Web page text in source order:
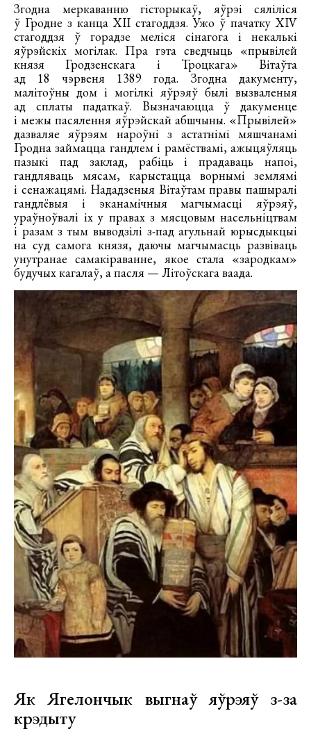
Згодна меркаванню гісторыкаў, яўрэі сяліліся
ў Гродне з канца XII стагоддзя. Ужо ў пачатку XIV
стагоддзя ў горадзе меліся сінагога і некалькі
яўрэйскіх могілак. Пра гэта сведчыць «прывілей
князя Гродзенскага і Троцкага» Вітаўта
ад 18 чэрвеня 1389 года. Згодна дакументу,
малітоўны дом і могілкі яўрэяў былі вызваленыя
ад сплаты падаткаў. Вызначаюцца ў дакуменце
і межы пасялення яўрэйскай абшчыны. «Прывілей»
дазваляе яўрэям нароўні з астатнімі мяшчанамі
Гродна займацца гандлем і рамёствамі, ажыцяўляць
пазыкі пад заклад, рабіць і прадаваць напоі,
гандляваць мясам, карыстацца ворнымі землямі
і сенажацямі. Нададзеныя Вітаўтам правы пашыралі
гандлёвыя і эканамічныя магчымасці яўрэяў,
ураўноўвалі іх у правах з мясцовым насельніцтвам
і разам з тым выводзілі з-пад агульнай юрысдыкцыі
на суд самога князя, даючы магчымасць развіваць
унутранае самакіраванне, якое стала «зародкам»
будучых кагалаў, а пасля — Літоўскага ваада.
Як Ягелончык выгнаў яўрэяў з-за
крэдыту